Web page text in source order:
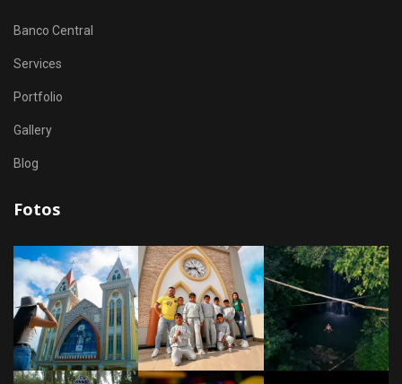
Banco Central
Services
Portfolio
Gallery
Blog
Fotos